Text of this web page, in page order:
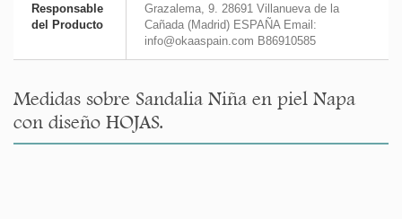
Responsable
del Producto
Grazalema, 9. 28691 Villanueva de la
Cañada (Madrid) ESPAÑA Email:
info@okaaspain.com B86910585
Medidas sobre Sandalia Niña en piel Napa
con diseño HOJAS.